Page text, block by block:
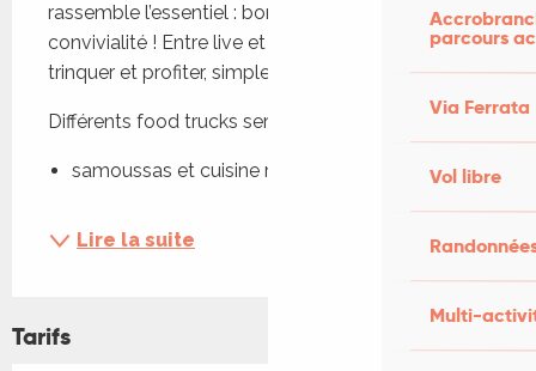
parcours
Via Ferrata
Vol libre
Multi-
rassemble l’essentiel : bon son, bonnes cuvées et
convivialité ! Entre live et gourmandises, venez
trinquer et profiter, simplement !
Différents food trucks seront présents :
samoussas et cuisine réunionnaise...
Lire la suite
Tarifs